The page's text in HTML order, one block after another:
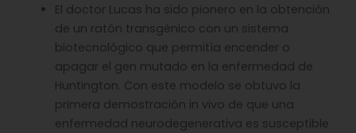
El doctor Lucas ha sido pionero en la obtención
de un ratón transgénico con un sistema
biotecnológico que permitía encender o
apagar el gen mutado en la enfermedad de
Huntington. Con este modelo se obtuvo la
primera demostración in vivo de que una
enfermedad neurodegenerativa es susceptible